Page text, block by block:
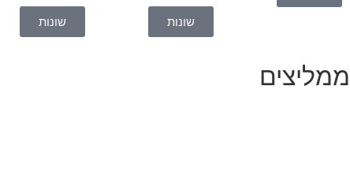
שונות שונות
ממליצים